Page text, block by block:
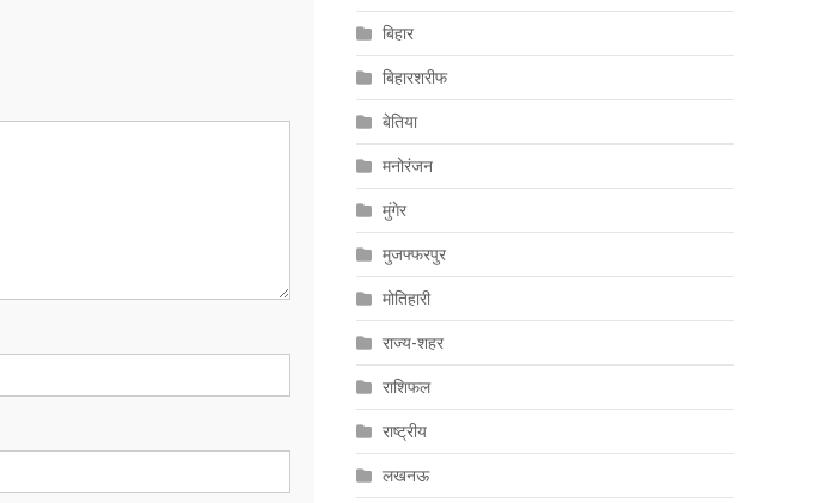
बिहार
बिहारशरीफ
बेतिया
मनोरंजन
मुंगेर
मुजफ्फरपुर
मोतिहारी
राज्य-शहर
राशिफल
राष्ट्रीय
लखनऊ